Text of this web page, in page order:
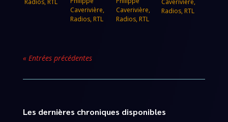
Caverivière,
Radios, RTL
Caverivière,
Radios, RTL
Radios, RTL
« Entrées précédentes
Les dernières chroniques disponibles